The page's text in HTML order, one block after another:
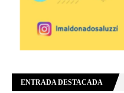
ENTRADA DESTACADA